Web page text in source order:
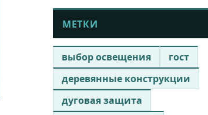
МЕТКИ
выбор освещения
гост
деревянные конструкции
дуговая защита